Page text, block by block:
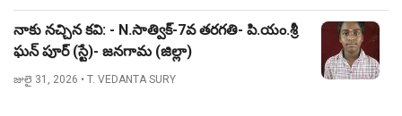
నాకు నచ్చిన కవి: - N.సాత్విక్-7వ తరగతి- పి.యం.శ్రీ
ఘన్ పూర్ (స్టే)- జనగామ (జిల్లా)
జులై 31, 2026 • T. VEDANTA SURY